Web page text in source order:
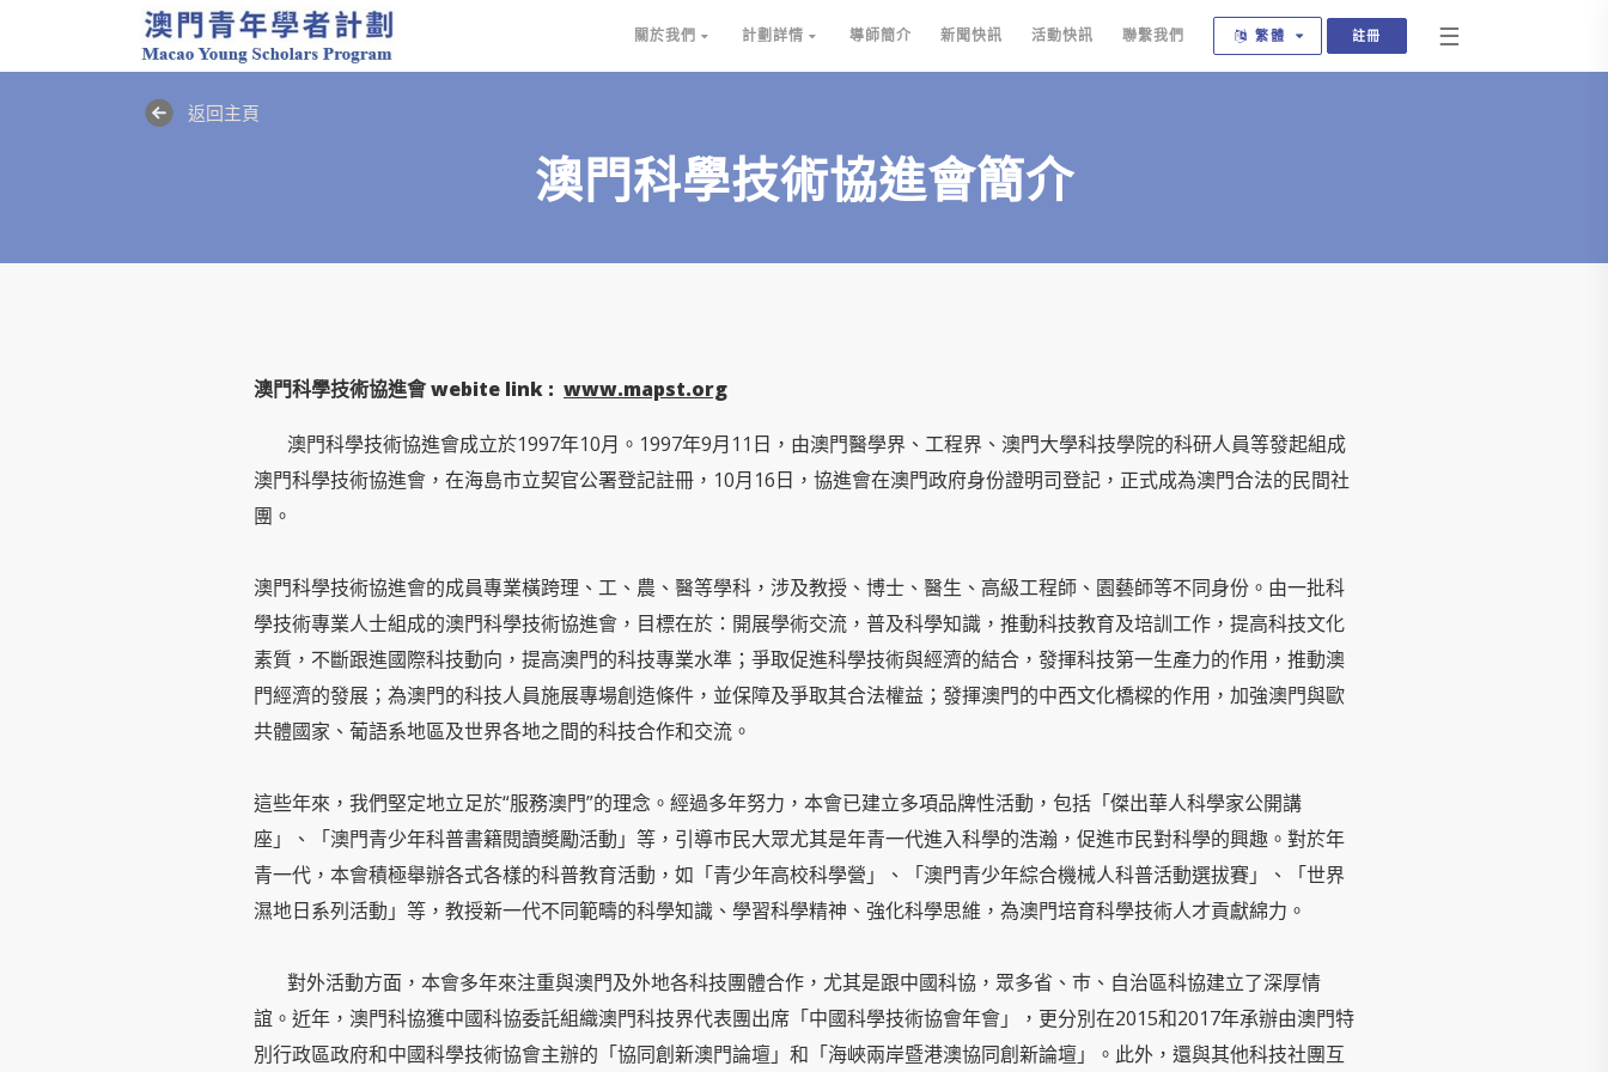
關於我們 計劃詳情 導師簡介 新聞快訊 活動快訊 聯繫我們 繁體 註冊 ☰
返回主頁
澳門科學技術協進會簡介
澳門科學技術協進會 webite link : www.mapst.org
澳門科學技術協進會成立於1997年10月。1997年9月11日，由澳門醫學界、工程界、澳門大學科技學院的科研人員等發起組成
澳門科學技術協進會，在海島市立契官公署登記註冊，10月16日，協進會在澳門政府身份證明司登記，正式成為澳門合法的民間社
團。
澳門科學技術協進會的成員專業橫跨理、工、農、醫等學科，涉及教授、博士、醫生、高級工程師、園藝師等不同身份。由一批科
學技術專業人士組成的澳門科學技術協進會，目標在於：開展學術交流，普及科學知識，推動科技教育及培訓工作，提高科技文化
素質，不斷跟進國際科技動向，提高澳門的科技專業水準；爭取促進科學技術與經濟的結合，發揮科技第一生產力的作用，推動澳
門經濟的發展；為澳門的科技人員施展專場創造條件，並保障及爭取其合法權益；發揮澳門的中西文化橋樑的作用，加強澳門與歐
共體國家、葡語系地區及世界各地之間的科技合作和交流。
這些年來，我們堅定地立足於“服務澳門”的理念。經過多年努力，本會已建立多項品牌性活動，包括「傑出華人科學家公開講
座」、「澳門青少年科普書籍閱讀奬勵活動」等，引導巿民大眾尤其是年青一代進入科學的浩瀚，促進巿民對科學的興趣。對於年
青一代，本會積極舉辦各式各樣的科普教育活動，如「青少年高校科學營」、「澳門青少年綜合機械人科普活動選拔賽」、「世界
濕地日系列活動」等，教授新一代不同範疇的科學知識、學習科學精神、強化科學思維，為澳門培育科學技術人才貢獻綿力。
對外活動方面，本會多年來注重與澳門及外地各科技團體合作，尤其是跟中國科協，眾多省、巿、自治區科協建立了深厚情
誼。近年，澳門科協獲中國科協委託組織澳門科技界代表團出席「中國科學技術協會年會」，更分別在2015和2017年承辦由澳門特
別行政區政府和中國科學技術協會主辦的「協同創新澳門論壇」和「海峽兩岸暨港澳協同創新論壇」。此外，還與其他科技社團互